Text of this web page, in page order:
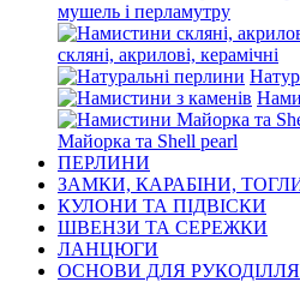
мушель і перламутру
скляні, акрилові, керамічні
Майорка та Shell pearl
ПЕРЛИНИ
ЗАМКИ, КАРАБІНИ,
КУЛОНИ ТА ПІДВІСКИ
ШВЕНЗИ ТА СЕРЕЖКИ
ЛАНЦЮГИ
ОСНОВИ ДЛЯ РУКОДІЛЛЯ